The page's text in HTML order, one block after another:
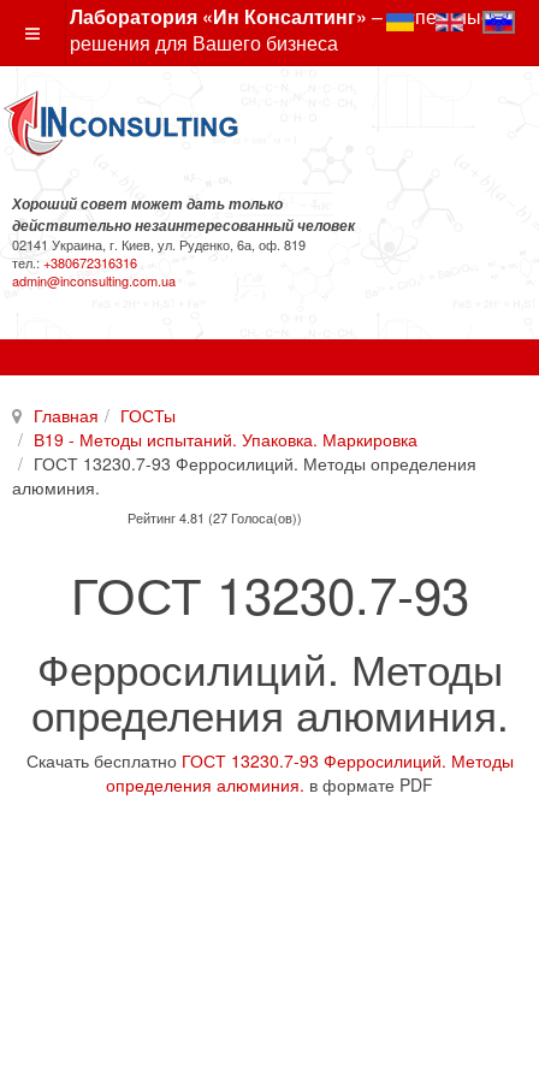
Лаборатория «Ин Консалтинг» – экспертные
решения для Вашего бизнеса
Хороший совет может дать только
действительно незаинтересованный человек
02141 Украина, г. Киев, ул. Руденко, 6а, оф. 819
тел.: +380672316316
admin@inconsulting.com.ua
Главная
ГОСТы
В19 - Методы испытаний. Упаковка. Маркировка
ГОСТ 13230.7-93 Ферросилиций. Методы определения
алюминия.
Рейтинг 4.81 (27 Голоса(ов))
ГОСТ 13230.7-93
Ферросилиций. Методы
определения алюминия.
Скачать бесплатно ГОСТ 13230.7-93 Ферросилиций. Методы
определения алюминия. в формате PDF